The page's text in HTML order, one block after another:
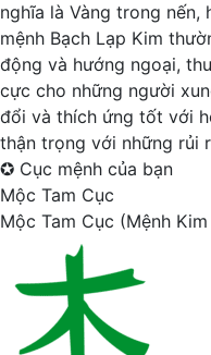
nghĩa là Vàng trong nến,
mệnh Bạch Lạp Kim
động và hướng ngoại,
cực cho những người
đổi và thích ứng tốt với
thận trọng với những rủi
✪ Cục mệnh của bạn
Mộc Tam Cục
Mộc Tam Cục (Mệnh